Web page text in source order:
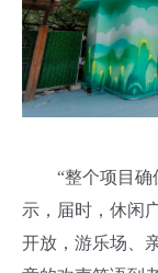
“整个项目确保
示，届时，休闲
开放，游乐场、